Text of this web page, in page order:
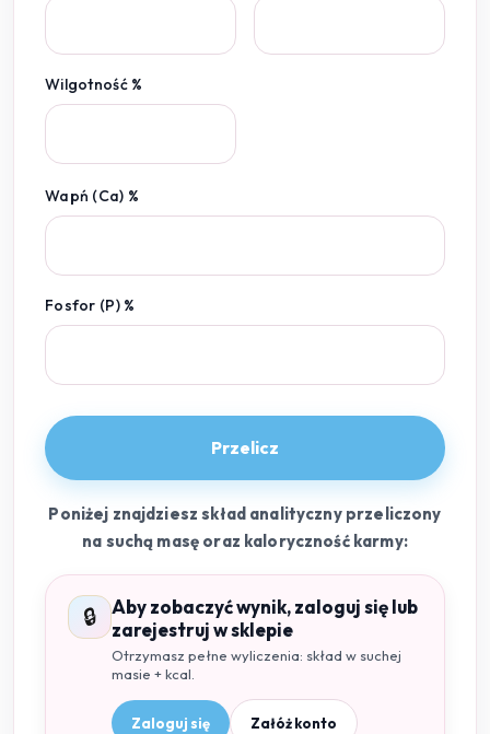
Wilgotność %
Wapń (Ca) %
Fosfor (P) %
Przelicz
Poniżej znajdziesz skład analityczny przeliczony
na suchą masę oraz kaloryczność karmy:
🔒
Aby zobaczyć wynik, zaloguj się lub
zarejestruj w sklepie
Otrzymasz pełne wyliczenia: skład w suchej
masie + kcal.
Zaloguj się Załóż konto